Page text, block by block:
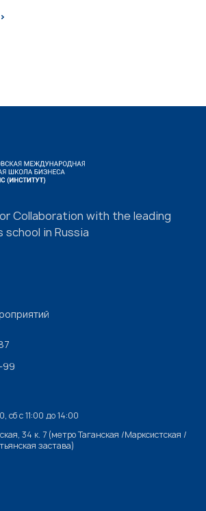
Collaboration with the leading
in Russia
99
cб с 11:00 до 14:00
34 к. 7 (метро Таганская /Марксистская /
застава)